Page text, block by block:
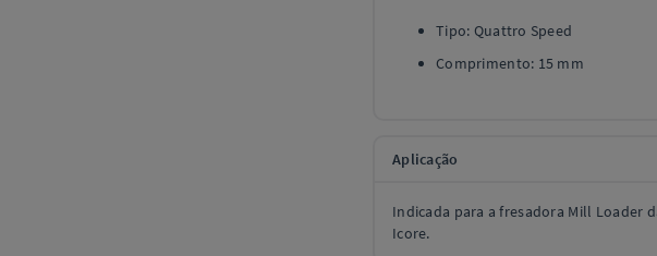
Tipo: Quattro Speed
Comprimento: 15 mm
Aplicação
Indicada para a fresadora Mill Loader
Icore.